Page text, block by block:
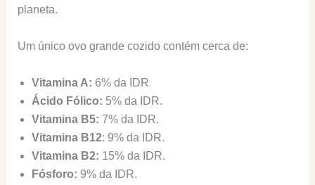
planeta.
Um único ovo grande cozido contém cerca de:
Vitamina A: 6% da IDR
Ácido Fólico: 5% da IDR.
Vitamina B5: 7% da IDR.
Vitamina B12: 9% da IDR.
Vitamina B2: 15% da IDR.
Fósforo: 9% da IDR.